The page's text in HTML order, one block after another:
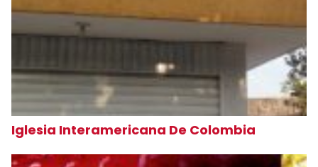
Iglesia Interamericana De Colombia